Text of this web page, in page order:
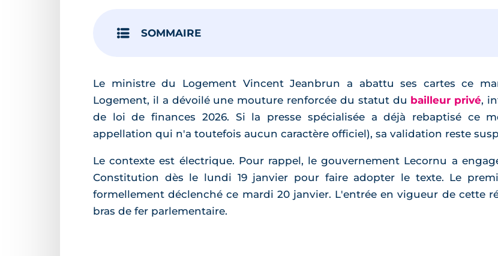
SOMMAIRE
Le ministre du Logement Vincent Jeanbrun a abattu ses cartes ce
Logement, il a dévoilé une mouture renforcée du statut du bailleur privé,
de loi de finances 2026. Si la presse spécialisée a déjà rebaptisé ce
appellation qui n'a toutefois aucun caractère officiel), sa validation reste
Le contexte est électrique. Pour rappel, le gouvernement Lecornu a
Constitution dès le lundi 19 janvier pour faire adopter le texte. Le
formellement déclenché ce mardi 20 janvier. L'entrée en vigueur de cette
bras de fer parlementaire.